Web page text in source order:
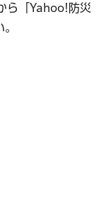
イトへリンク）
別ウインドウで開
ら「Yahoo!防災
トへリンク）